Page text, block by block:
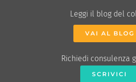
Leggi il blog del
VAI AL BLOG
Richiedi consulenza
SCRIVICI